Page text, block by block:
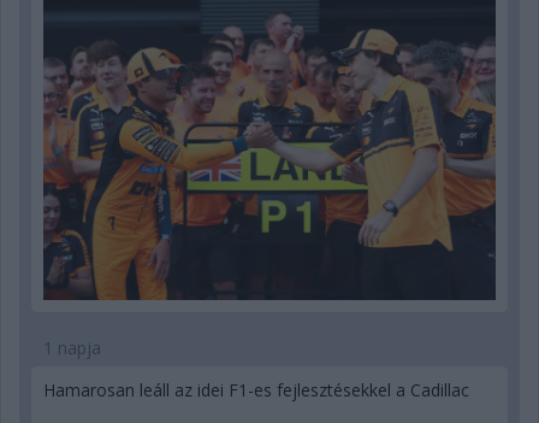
1 napja
Hamarosan leáll az idei F1-es fejlesztésekkel a Cadillac